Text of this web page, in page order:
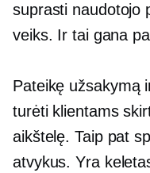
suprasti naudotojo
veiks. Ir tai gana
Pateikę užsakymą
turėti klientams
aikštelę. Taip pat
atvykus. Yra